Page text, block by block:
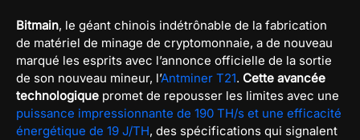
Bitmain, le géant chinois indétrônable de la fabrication
de matériel de minage de cryptomonnaie, a de nouveau
marqué les esprits avec l’annonce officielle de la sortie
de son nouveau mineur, l’Antminer T21. Cette avancée
technologique promet de repousser les limites avec une
puissance impressionnante de 190 TH/s et une efficacité
énergétique de 19 J/TH, des spécifications qui signalent